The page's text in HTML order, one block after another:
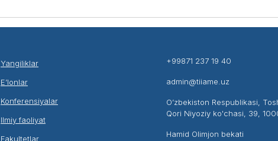
Yangiliklar
E’lonlar
Konferensiyalar
Ilmiy faoliyat
Fakultetlar
+99871 237 19 40
admin@tiiame.uz
O’zbekiston Respublikasi,
Qori Niyoziy ko'chasi, 39,
Hamid Olimjon bekati